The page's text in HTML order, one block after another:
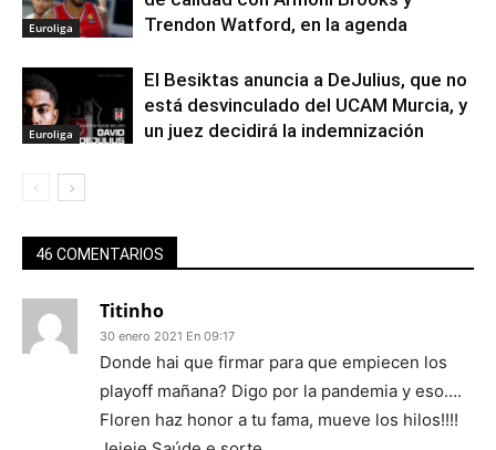
Euroliga
Trendon Watford, en la agenda
Euroliga
El Besiktas anuncia a DeJulius, que no
está desvinculado del UCAM Murcia, y
un juez decidirá la indemnización
46 COMENTARIOS
Titinho
30 enero 2021 En 09:17
Donde hai que firmar para que empiecen los
playoff mañana? Digo por la pandemia y eso….
Floren haz honor a tu fama, mueve los hilos!!!!